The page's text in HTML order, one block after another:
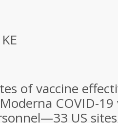
of vaccine
COVID-
US